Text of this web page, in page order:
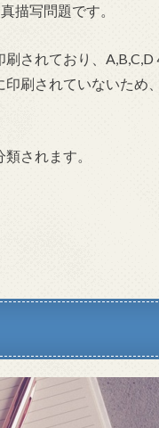
描写問題です。
されており、
刷されていないため、
されます。